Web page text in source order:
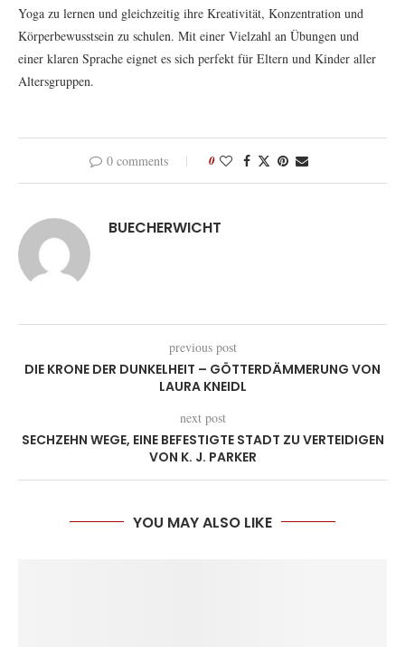
Yoga zu lernen und gleichzeitig ihre Kreativität, Konzentration und
Körperbewusstsein zu schulen. Mit einer Vielzahl an Übungen und
einer klaren Sprache eignet es sich perfekt für Eltern und Kinder aller
Altersgruppen.
0 comments 0
BUECHERWICHT
previous post
DIE KRONE DER DUNKELHEIT – GÖTTERDÄMMERUNG VON
LAURA KNEIDL
next post
SECHZEHN WEGE, EINE BEFESTIGTE STADT ZU VERTEIDIGEN
VON K. J. PARKER
YOU MAY ALSO LIKE